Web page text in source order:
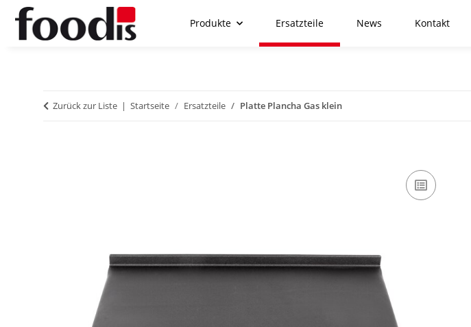
Produkte Ersatzteile News Kontakt
Zurück zur Liste Startseite Ersatzteile Platte Plancha Gas klein